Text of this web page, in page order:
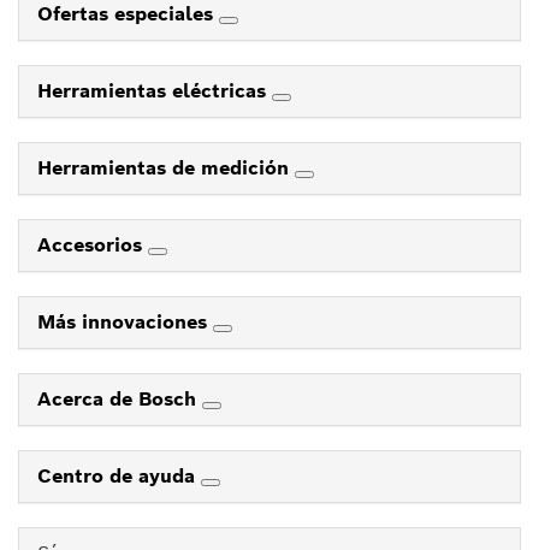
Ofertas especiales
Herramientas eléctricas
Herramientas de medición
Accesorios
Más innovaciones
Acerca de Bosch
Centro de ayuda